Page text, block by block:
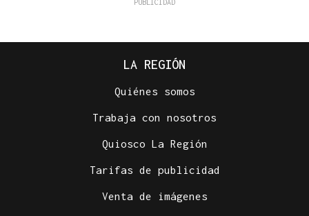
LA REGIÓN
Quiénes somos
Trabaja con nosotros
Quiosco La Región
Tarifas de publicidad
Venta de imágenes